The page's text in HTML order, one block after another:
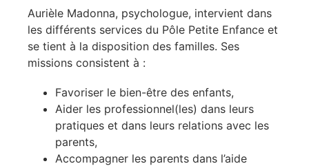
Aurièle Madonna, psychologue, intervient dans
les différents services du Pôle Petite Enfance et
se tient à la disposition des familles. Ses
missions consistent à :
Favoriser le bien-être des enfants,
Aider les professionnel(les) dans leurs
pratiques et dans leurs relations avec les
parents,
Accompagner les parents dans l’aide